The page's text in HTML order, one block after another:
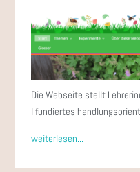
Die Webseite stellt
I fundiertes
weiterlesen...